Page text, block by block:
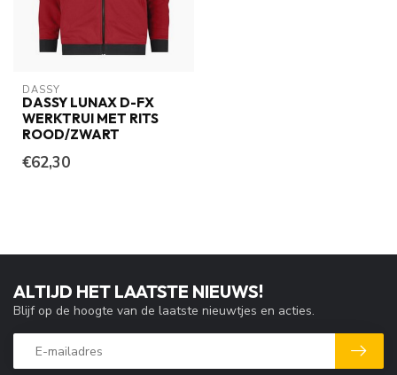
DASSY
DASSY LUNAX D-FX
WERKTRUI MET RITS
ROOD/ZWART
€62,30
ALTIJD HET LAATSTE NIEUWS!
Blijf op de hoogte van de laatste nieuwtjes en acties.